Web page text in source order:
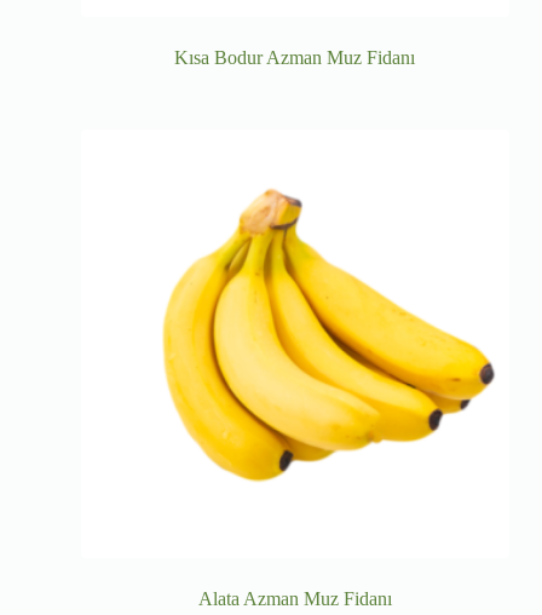
Kısa Bodur Azman Muz Fidanı
Alata Azman Muz Fidanı